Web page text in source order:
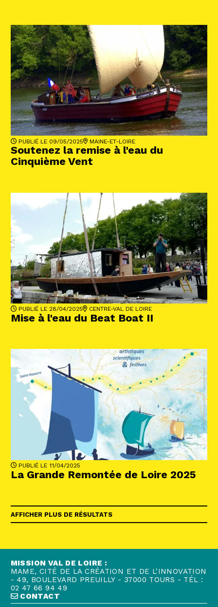
PUBLIÉ LE 09/05/2025 MAINE-ET-LOIRE
Soutenez la remise à l'eau du
Cinquième Vent
PUBLIÉ LE 28/04/2025 CENTRE-VAL DE LOIRE
Mise à l'eau du Beat Boat II
PUBLIÉ LE 11/04/2025
La Grande Remontée de Loire 2025
AFFICHER PLUS DE RÉSULTATS
MISSION VAL DE LOIRE :
MAME, CITÉ DE LA CRÉATION ET DE L'INNOVATION
- 49, BOULEVARD PREUILLY - 37000 TOURS - TÉL :
02 47 66 94 49
CONTACT